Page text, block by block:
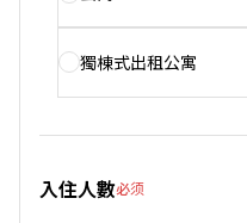
獨棟式出租公寓
入住人數必须